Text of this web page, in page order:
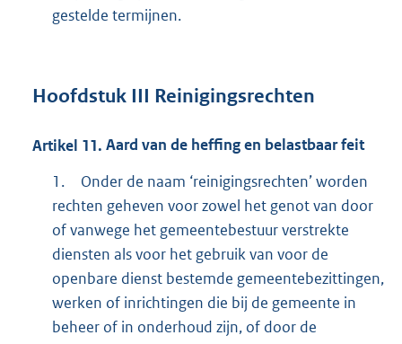
gestelde termijnen.
Hoofdstuk III Reinigingsrechten
Artikel 11. Aard van de heffing en belastbaar feit
1.
Onder de naam ‘reinigingsrechten’ worden
rechten geheven voor zowel het genot van door
of vanwege het gemeentebestuur verstrekte
diensten als voor het gebruik van voor de
openbare dienst bestemde gemeentebezittingen,
werken of inrichtingen die bij de gemeente in
beheer of in onderhoud zijn, of door de